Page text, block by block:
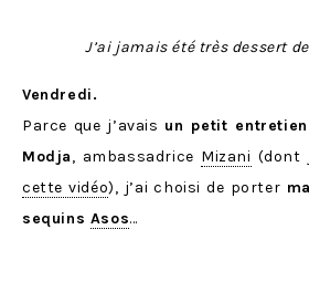
J’ai jamais été très dessert
Vendredi.
Parce que j’avais un petit
Modja, ambassadrice Mizani (dont
cette vidéo), j’ai choisi de porter
sequins Asos…